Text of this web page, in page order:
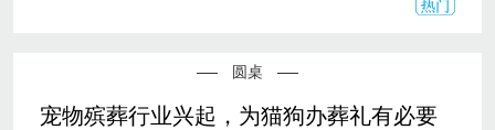
圆桌
宠物殡葬行业兴起，为猫狗办葬礼有必要